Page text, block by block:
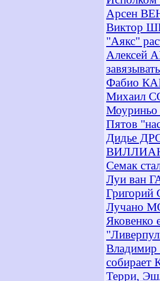
Арсен
Виктор
"Аякс"
Алексей
Фабио
Михаил
Моуриньо
Пятов
Дидье
ВИЛЛИАН:
Семак
Луи ван
Григорий
Лучано
Яковенко
Владимир
собирает
Терри,